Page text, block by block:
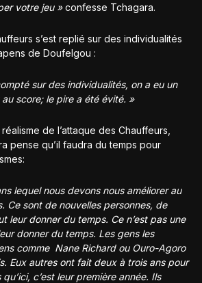
votre jeu »confesse Tchagara.
s’est replié sur des individualités
de Doufelgou :
sur des individualités, on a eu un
score; le pire a été évité. »
de l’attaque des Chauffeurs,
pense qu’il faudra du temps pour
lequel nous devons nous améliorer au
Ce sont de nouvelles personnes, de
leur donner du temps. Ce n’est pas une
donner du temps. Les gens les
comme Nane Richard ou Ouro-Agoro
Eux autres ont fait deux à trois ans pour
c’est leur première année. Ils